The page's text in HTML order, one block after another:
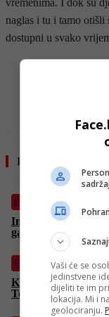
naglas i tu i tamo otišli
dostupni u svako
Pročitajte još
Film
Imate loš dan na
garantovano ima gori
Film
Kada se tehnologija
Tehnološki triler
Vaši će se
jedinstvene
dijeliti te im
lokacija. Mi i
geolociranju.